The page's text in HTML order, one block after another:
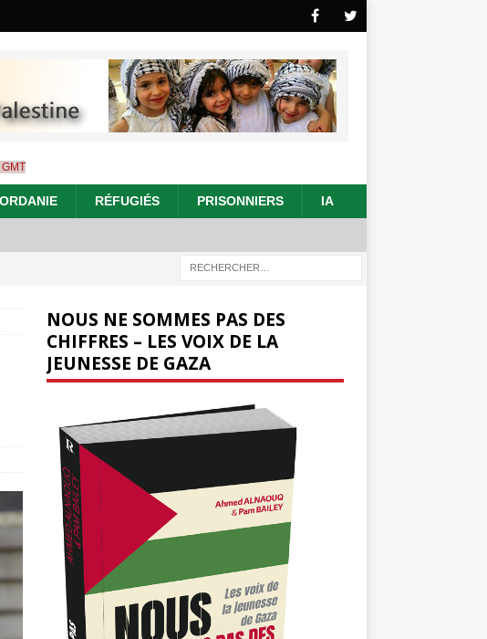
RÉFUGIÉS PRISONNIERS IA
NOUS NE SOMMES PAS DES
CHIFFRES – LES VOIX DE LA
JEUNESSE DE GAZA